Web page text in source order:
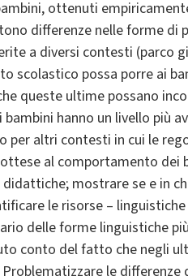
ottenuti
differenze nelle forme di
a diversi contesti (parco
scolastico possa porre ai
queste ultime possano
hanno un livello più
altri contesti in cui le
al comportamento dei
mostrare se e in
le risorse –
delle forme linguistiche
conto del fatto che negli
le differenze